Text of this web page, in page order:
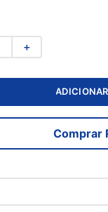
＋
Comprar